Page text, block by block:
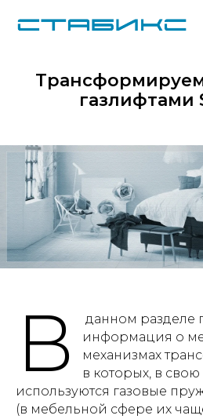
газлифтами
В
данном разделе
информация о
механизмах
в которых, в
используются газовые
(в мебельной сфере их